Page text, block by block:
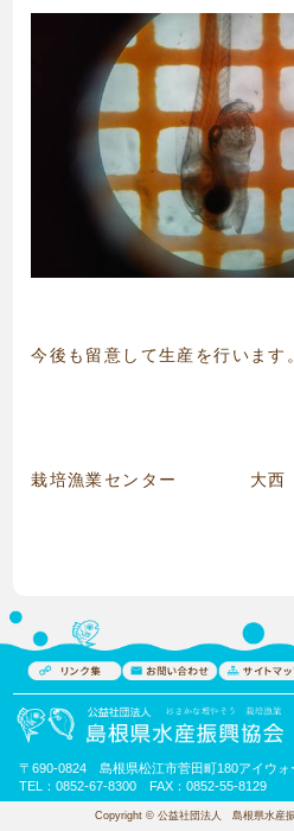
今後も留意して生産を行います
栽培漁業センター 大西
〒690-0824 島根県松江市菅田町180アイウォ
TEL：0852-67-8300 FAX：0852-55-8129
Copyright © 公益社団法人 島根県水産